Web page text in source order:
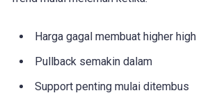
Harga gagal membuat higher high
Pullback semakin dalam
Support penting mulai ditembus